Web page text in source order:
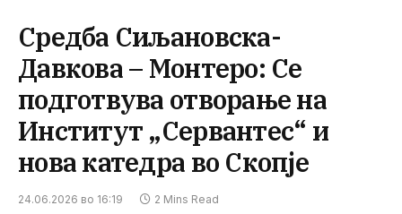
Средба Сиљановска-
Давкова – Монтеро: Се
подготвува отворање на
Институт „Сервантес“ и
нова катедра во Скопје
24.06.2026 во 16:19 2 Mins Read